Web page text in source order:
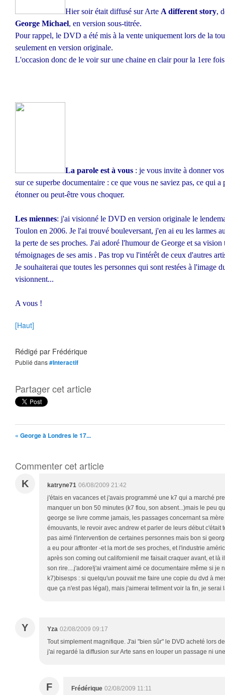
Hier soir était diffusé sur Arte A different story,
George Michael, en version sous-titrée.
Pour rappel, le DVD a été mis à la vente uniquement lors de la
seulement en version originale.
L'occasion donc de le voir sur une chaine en clair pour la 1ere
La parole est à vous : je vous invite à donner
sur ce superbe documentaire : ce que vous ne saviez pas, ce qui
étonner ou peut-être vous choquer.
Les miennes: j'ai visionné le DVD en version originale le
Toulon en 2006. Je l'ai trouvé bouleversant, j'en ai eu les larmes
la perte de ses proches. J'ai adoré l'humour de George et sa vision
témoignages de ses amis . Pas trop vu l'intérêt de ceux d'autres
Je souhaiterai que toutes les personnes qui sont restées à l'image
visionnent...
A vous !
[Haut]
Rédigé par Frédérique
Publié dans#Interactif
Partager cet article
« George à Londres le 17...
Commenter cet article
K katryne71 06/08/2009 21:42
j'étais en vacances et j'avais programmé une k7 qui a marché
manquer un bon 50 minutes (k7 flou, son absent...)mais le peu
george se livre comme jamais, les passages concernant sa
émouvants, le revoir avec andrew et parler de leurs début c'était
pas aimé l'intervention de certaines personnes mais bon si
a eu pour affronter -et la mort de ses proches, et l'industrie
après son coming out californienil me faisait craquer avant, et là
son rire....j'adore!j'ai vraiment aimé ce documentaire même si je
k7)bisesps : si quelqu'un pouvait me faire une copie du dvd à
que ça n'est pas légal), mais j'aimerai tellment voir la fin, je serai
Y Yza 02/08/2009 09:17
Tout simplement magnifique. J'ai "bien sûr" le DVD acheté lors
j'ai regardé la diffusion sur Arte sans en louper un passage ni
F Frédérique 02/08/2009 11:11